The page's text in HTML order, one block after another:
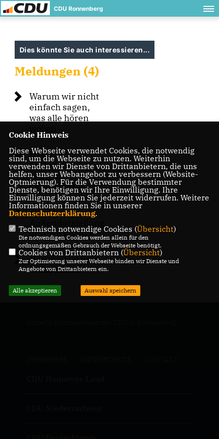
CDU Ronnenberg
Dies könnte Sie auch interessieren...
Meldungen (4)
Warum wir nicht
einfach sagen,
was alle hören
Heute
entscheiden.
Morgen
verantworten.
Zwischen
und Wirklichkeit
Haushalt ist kein
Wunschzettel
Cookie Hinweis
Diese Webseite verwendet Cookies, die notwendig
sind, um die Webseite zu nutzen. Weiterhin
verwenden wir Dienste von Drittanbietern, die uns
helfen, unser Webangebot zu verbessern (Website-
Optmierung). Für die Verwendung bestimmter
Dienste, benötigen wir Ihre Einwilligung. Ihre
Einwilligung können Sie jederzeit widerrufen. Weitere
Informationen finden Sie in unserer
Datenschutzerklärung.
Technisch notwendige Cookies (Übersicht)
Die notwendigen Cookies werden allein für den
ordnungsgemäßen Gebrauch der Webseite benötigt.
Cookies von Drittanbietern (Übersicht)
Zur Optimierung unserer Webseite binden wir Dienste und
Angebote von Drittanbietern ein.
Alle akzeptieren Auswahl speichern